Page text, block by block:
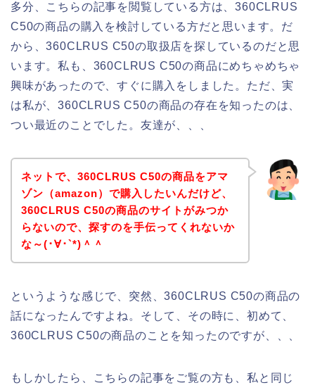
多分、こちらの記事を閲覧している方は、360CLRUS
C50の商品の購入を検討している方だと思います。だ
から、360CLRUS C50の取扱店を探しているのだと思
います。私も、360CLRUS C50の商品にめちゃめちゃ
興味があったので、すぐに購入をしました。ただ、実
は私が、360CLRUS C50の商品の存在を知ったのは、
つい最近のことでした。友達が、、、
ネットで、360CLRUS C50の商品をアマ
ゾン（amazon）で購入したいんだけど、
360CLRUS C50の商品のサイトがみつか
らないので、探すのを手伝ってくれないか
な～(･∀･`*)＾＾
というような感じで、突然、360CLRUS C50の商品の
話になったんですよね。そして、その時に、初めて、
360CLRUS C50の商品のことを知ったのですが、、、
もしかしたら、こちらの記事をご覧の方も、私と同じ